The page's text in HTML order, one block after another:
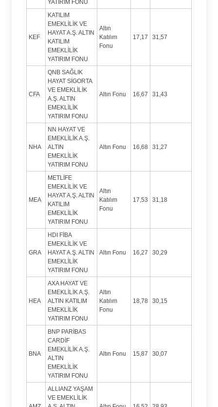
YATIRIM FONU
KEF
KATILIM
EMEKLİLİK VE
HAYAT A.Ş. ALTIN
KATILIM
EMEKLİLİK
YATIRIM FONU
Altın
Katılım
Fonu
17,17 31,57
CFA
QNB SAĞLIK
HAYAT SİGORTA
VE EMEKLİLİK
A.Ş. ALTIN
EMEKLİLİK
YATIRIM FONU
Altın Fonu 16,67 31,43
NHA
NN HAYAT VE
EMEKLİLİK A.Ş.
ALTIN
EMEKLİLİK
YATIRIM FONU
Altın Fonu 16,68 31,27
MEA
METLİFE
EMEKLİLİK VE
HAYAT A.Ş. ALTIN
KATILIM
EMEKLİLİK
YATIRIM FONU
Altın
Katılım
Fonu
17,53 31,18
GRA
HDI FİBA
EMEKLİLİK VE
HAYAT A.Ş. ALTIN
EMEKLİLİK
YATIRIM FONU
Altın Fonu 16,27 30,29
HEA
AXA HAYAT VE
EMEKLİLİK A.Ş.
ALTIN KATILIM
EMEKLİLİK
YATIRIM FONU
Altın
Katılım
Fonu
18,78 30,15
BNA
BNP PARİBAS
CARDİF
EMEKLİLİK A.Ş.
ALTIN
EMEKLİLİK
YATIRIM FONU
Altın Fonu 15,87 30,07
ALLIANZ YAŞAM
VE EMEKLİLİK